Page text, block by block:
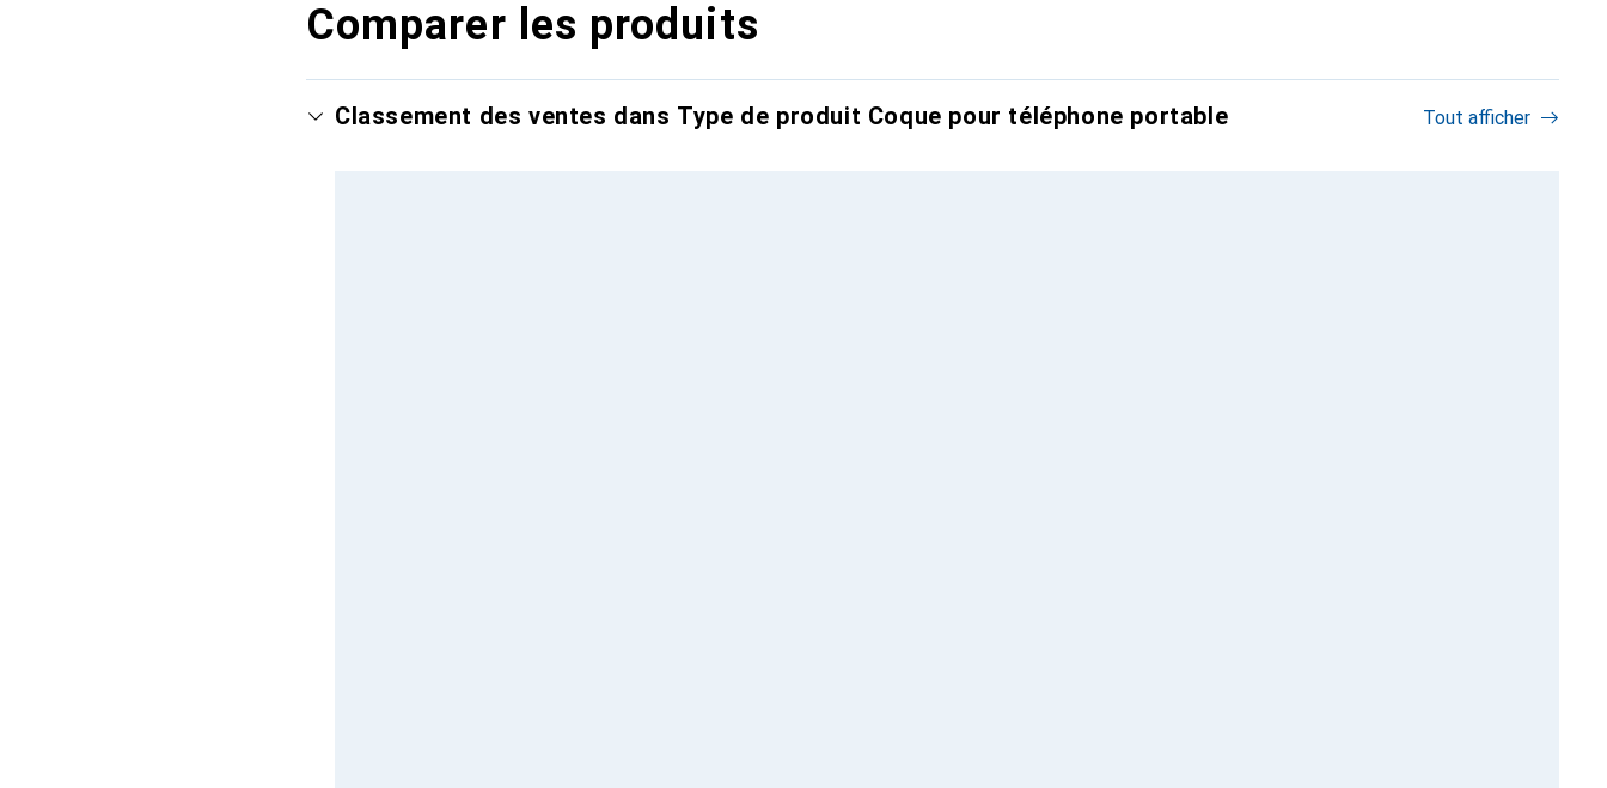
Comparer les produits
Classement des ventes dans Type de produit Coque pour téléphone portable Tout afficher